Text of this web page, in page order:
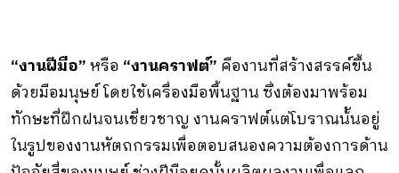
“งานฝีมือ”หรือ “งานคราฟต์” คืองานที่สร้างสรรค์ขึ้น
ด้วยมือมนุษย์ โดยใช้เครื่องมือพื้นฐาน ซึ่งต้องมาพร้อม
ทักษะที่ฝึกฝนจนเชี่ยวชาญ งานคราฟต์แต่โบราณน้ันอยู่
ในรูปของงานหัตถกรรมเพื่อตอบสนองความต้องการด้าน